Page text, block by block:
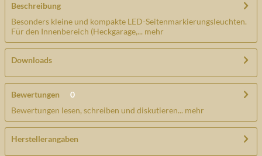
Beschreibung
Besonders kleine und kompakte LED-Seitenmarkierungsleuchten.
Für den Innenbereich (Heckgarage,... mehr
Downloads
Bewertungen
0
Bewertungen lesen, schreiben und diskutieren... mehr
Herstellerangaben